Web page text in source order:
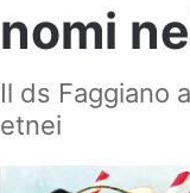
nomi
Il ds Faggiano
etnei